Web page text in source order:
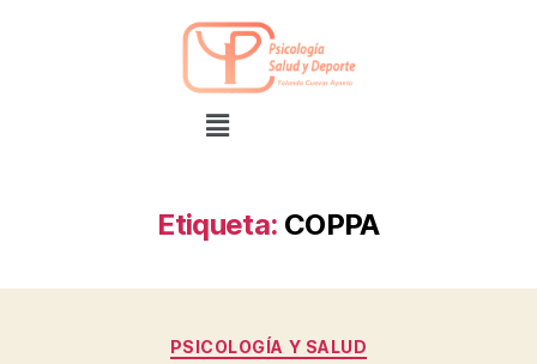
Etiqueta: COPPA
PSICOLOGÍA Y SALUD